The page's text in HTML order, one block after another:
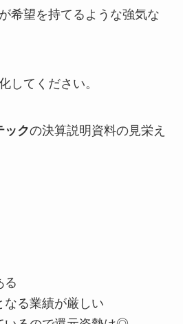
希望を持てるような強気な
してください。
クの決算説明資料の見栄え
る
なる業績が厳しい